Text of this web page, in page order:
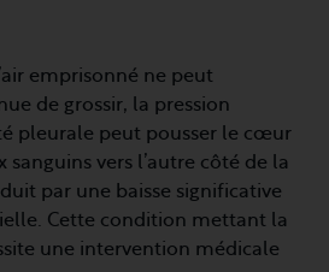
emprisonné ne peut
de grossir, la pression
pleurale peut pousser le cœur
sanguins vers l’autre côté de la
par une baisse significative
Cette condition mettant la
une intervention médicale